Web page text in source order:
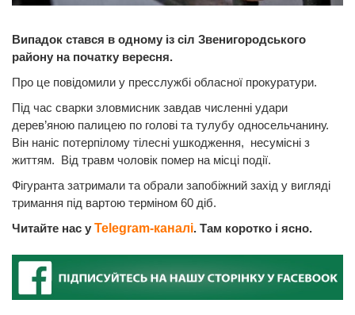
Випадок стався в одному із сіл Звенигородського
району на початку вересня.
Про це повідомили у пресслужбі обласної прокуратури.
Під час сварки зловмисник завдав численні удари
дерев’яною палицею по голові та тулубу односельчанину.
Він наніс потерпілому тілесні ушкодження, несумісні з
життям. Від травм чоловік помер на місці події.
Фігуранта затримали та обрали запобіжний захід у вигляді
тримання під вартою терміном 60 діб.
Читайте нас у Telegram-каналі. Там коротко і ясно.